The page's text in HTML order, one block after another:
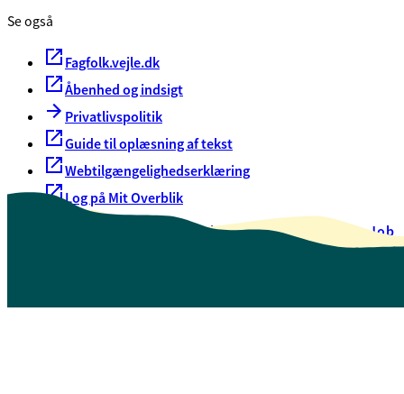
Se også
Fagfolk.vejle.dk
Åbenhed og indsigt
Privatlivspolitik
Guide til oplæsning af tekst
Webtilgængelighedserklæring
Log på Mit Overblik
Oversigt over selvbetjeningJob